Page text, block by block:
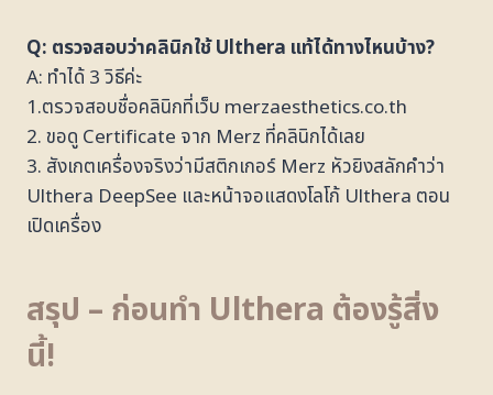
Q: ตรวจสอบว่าคลินิกใช้ Ulthera แท้ได้ทางไหนบ้าง?
A: ทำได้ 3 วิธีค่ะ
1.ตรวจสอบชื่อคลินิกที่เว็บ merzaesthetics.co.th
2. ขอดู Certificate จาก Merz ที่คลินิกได้เลย
3. สังเกตเครื่องจริงว่ามีสติกเกอร์ Merz หัวยิงสลักคำว่า
Ulthera DeepSee และหน้าจอแสดงโลโก้ Ulthera ตอน
เปิดเครื่อง
สรุป – ก่อนทำ Ulthera ต้องรู้สิ่ง
นี้!